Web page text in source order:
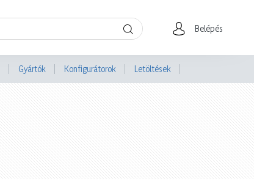
Belépés
Gyártók Konfigurátorok Letöltések